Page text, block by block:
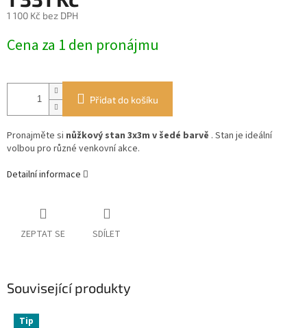
1 100 Kč bez DPH
cena:
Cena za 1 den pronájmu
Přidat do košíku
Pronajměte si nůžkový stan 3x3m v šedé barvě . Stan je ideální
volbou pro různé venkovní akce.
Detailní informace
ZEPTAT SE SDÍLET
Související produkty
Tip